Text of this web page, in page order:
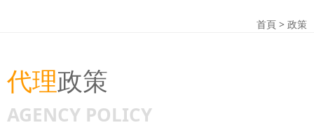
首頁 > 政策
代理政策
AGENCY POLICY